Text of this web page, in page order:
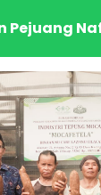
Pejuang